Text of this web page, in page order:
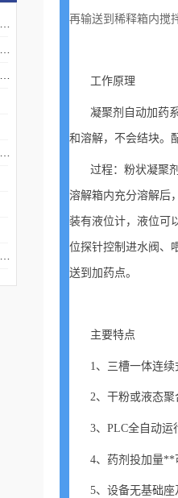
再输送到稀释箱内搅
工作原理
凝聚剂自动加药
和溶解，不会结块。
过程：粉状凝聚
溶解箱内充分溶解后
装有液位计，液位可
位探针控制进水阀、
送到加药点。
主要特点
1、三槽一体连续
2、干粉或液态聚
3、PLC全自动运
4、药剂投加量**
5、设备无基础座